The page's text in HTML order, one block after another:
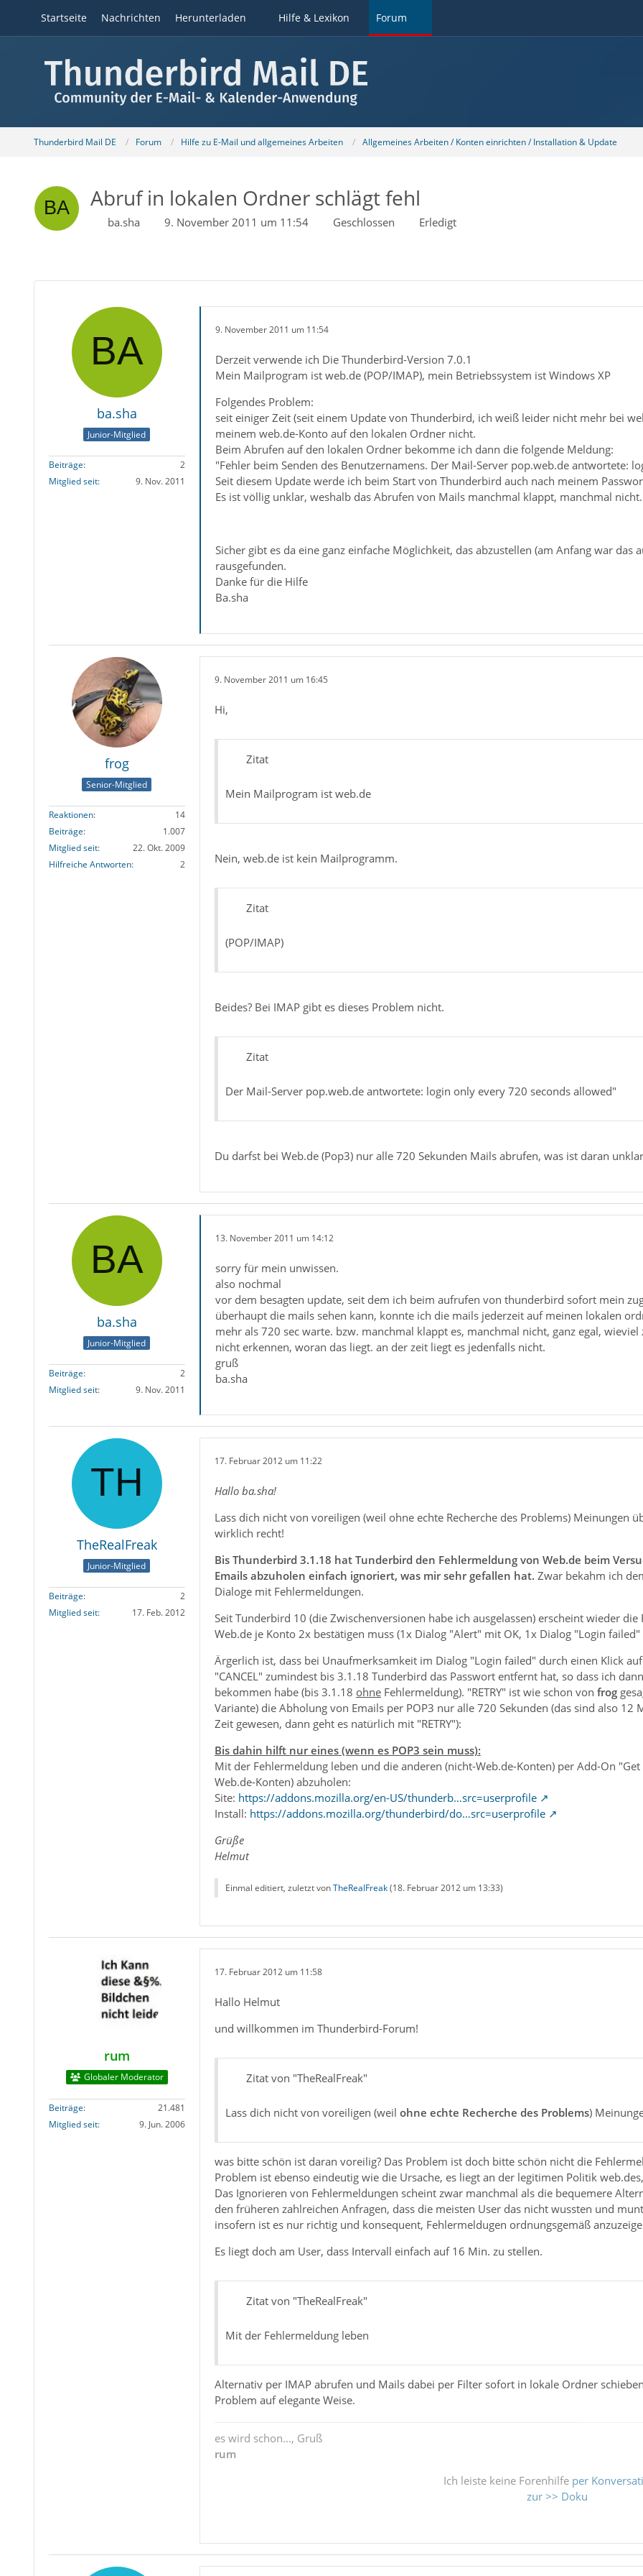
Startseite Nachrichten Herunterladen Hilfe & Lexikon Forum
Thunderbird Mail DE Forum Hilfe zu E-Mail und allgemeines Arbeiten Allgemeines Arbeiten / Konten einrichten / Installation & Update
Abruf in lokalen Ordner schlägt fehl
ba.sha 9. November 2011 um 11:54 Geschlossen Erledigt
ba.sha
Junior-Mitglied
Beiträge
2
Mitglied seit
9. Nov. 2011
9. November 2011 um 11:54
Derzeit verwende ich Die Thunderbird-Version 7.0.1
Mein Mailprogram ist web.de (POP/IMAP), mein Betriebssystem ist Windows XP
Folgendes Problem:
seit einiger Zeit (seit einem Update von Thunderbird, ich weiß leider nicht mehr bei
meinem web.de-Konto auf den lokalen Ordner nicht.
Beim Abrufen auf den lokalen Ordner bekomme ich dann die folgende Meldung:
"Fehler beim Senden des Benutzernamens. Der Mail-Server pop.web.de antwortete:
Seit diesem Update werde ich beim Start von Thunderbird auch nach meinem
Es ist völlig unklar, weshalb das Abrufen von Mails manchmal klappt, manchmal nicht.
Sicher gibt es da eine ganz einfache Möglichkeit, das abzustellen (am Anfang war das
rausgefunden.
Danke für die Hilfe
Ba.sha
frog
Senior-Mitglied
Reaktionen
14
Beiträge
1.007
Mitglied seit
22. Okt. 2009
Hilfreiche Antworten
2
9. November 2011 um 16:45
Hi,
Zitat
Mein Mailprogram ist web.de
Nein, web.de ist kein Mailprogramm.
Zitat
(POP/IMAP)
Beides? Bei IMAP gibt es dieses Problem nicht.
Zitat
Der Mail-Server pop.web.de antwortete: login only every 720 seconds allowed"
Du darfst bei Web.de (Pop3) nur alle 720 Sekunden Mails abrufen, was ist daran
ba.sha
Junior-Mitglied
Beiträge
2
Mitglied seit
9. Nov. 2011
13. November 2011 um 14:12
sorry für mein unwissen.
also nochmal
vor dem besagten update, seit dem ich beim aufrufen von thunderbird sofort mein
überhaupt die mails sehen kann, konnte ich die mails jederzeit auf meinen lokalen
mehr als 720 sec warte. bzw. manchmal klappt es, manchmal nicht, ganz egal,
nicht erkennen, woran das liegt. an der zeit liegt es jedenfalls nicht.
gruß
ba.sha
TheRealFreak
Junior-Mitglied
Beiträge
2
Mitglied seit
17. Feb. 2012
17. Februar 2012 um 11:22
Hallo ba.sha!
Lass dich nicht von voreiligen (weil ohne echte Recherche des Problems) Meinungen
wirklich recht!
Bis Thunderbird 3.1.18 hat Tunderbird den Fehlermeldung von Web.de beim
Emails abzuholen einfach ignoriert, was mir sehr gefallen hat. Zwar bekahm ich
Dialoge mit Fehlermeldungen.
Seit Tunderbird 10 (die Zwischenversionen habe ich ausgelassen) erscheint wieder
Web.de je Konto 2x bestätigen muss (1x Dialog "Alert" mit OK, 1x Dialog "Login failed"
Ärgerlich ist, dass bei Unaufmerksamkeit im Dialog "Login failed" durch einen Klick
"CANCEL" zumindest bis 3.1.18 Tunderbird das Passwort entfernt hat, so dass ich
bekommen habe (bis 3.1.18 ohneFehlermeldung). "RETRY" ist wie schon von frog
Variante) die Abholung von Emails per POP3 nur alle 720 Sekunden (das sind also
Zeit gewesen, dann geht es natürlich mit "RETRY"):
Bis dahin hilft nur eines (wenn es POP3 sein muss):
Mit der Fehlermeldung leben und die anderen (nicht-Web.de-Konten) per Add-On
Web.de-Konten) abzuholen:
Site: https://addons.mozilla.org/en-US/thunderb…src=userprofile
Install: https://addons.mozilla.org/thunderbird/do…src=userprofile
Grüße
Helmut
Einmal editiert, zuletzt vonTheRealFreak(18. Februar 2012 um 13:33)
rum
Globaler Moderator
Beiträge
21.481
Mitglied seit
9. Jun. 2006
17. Februar 2012 um 11:58
Hallo Helmut
und willkommen im Thunderbird-Forum!
Zitat von "TheRealFreak"
Lass dich nicht von voreiligen (weil ohne echte Recherche des Problems)
was bitte schön ist daran voreilig? Das Problem ist doch bitte schön nicht die
Problem ist ebenso eindeutig wie die Ursache, es liegt an der legitimen Politik
Das Ignorieren von Fehlermeldungen scheint zwar manchmal als die bequemere
den früheren zahlreichen Anfragen, dass die meisten User das nicht wussten und
insofern ist es nur richtig und konsequent, Fehlermeldugen ordnungsgemäß
Es liegt doch am User, dass Intervall einfach auf 16 Min. zu stellen.
Zitat von "TheRealFreak"
Mit der Fehlermeldung leben
Alternativ per IMAP abrufen und Mails dabei per Filter sofort in lokale Ordner
Problem auf elegante Weise.
es wird schon..., Gruß
rum
Ich leiste keine Forenhilfe per
zur >> Doku